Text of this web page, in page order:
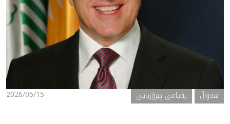
2026/05/15 هه‌واڵ پەیامی پیرۆزبایی